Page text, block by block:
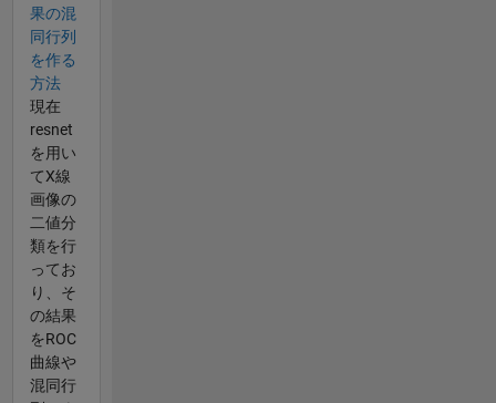
果の混
同行列
を作る
方法
現在
resnet
を用い
てX線
画像の
二値分
類を行
ってお
り、そ
の結果
をROC
曲線や
混同行